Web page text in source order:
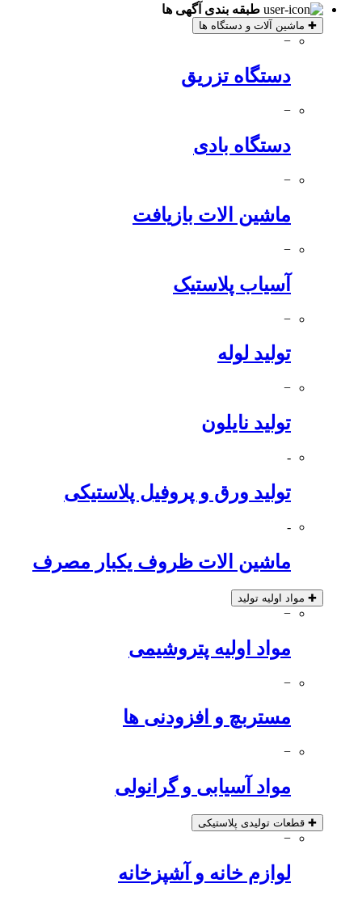
طبقه بندی آگهی ها
✚ ماشین آلات و دستگاه ها
−
دستگاه تزریق
−
دستگاه بادی
−
ماشین الات بازیافت
−
آسیاب پلاستیک
−
تولید لوله
−
تولید نایلون
-
تولید ورق و پروفیل پلاستیکی
-
ماشین الات ظروف یکبار مصرف
✚ مواد اولیه تولید
−
مواد اولیه پتروشیمی
−
مستربچ و افزودنی ها
−
مواد آسیابی و گرانولی
✚ قطعات تولیدی پلاستیکی
−
لوازم خانه و آشپزخانه